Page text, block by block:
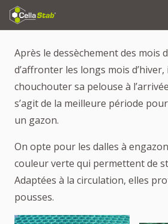
Après le dessèchement des mois
d’affronter les longs mois
chouchouter sa pelouse à
s’agit de la meilleure période
un gazon.
On opte pour les dalles à
couleur verte qui permettent de
Adaptées à la circulation, elles
pousses.